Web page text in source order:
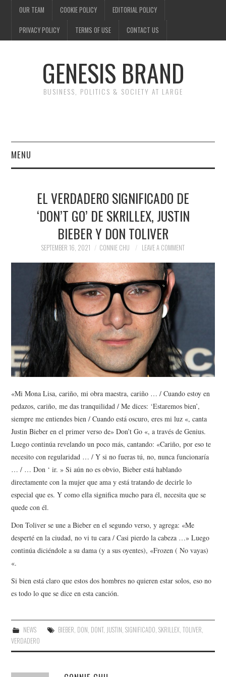
OUR TEAM COOKIE POLICY EDITORIAL POLICY
PRIVACY POLICY TERMS OF USE CONTACT US
GENESIS BRAND
BUSINESS, POLITICS & SOCIETY AT LARGE
MENU
FINANCE
SOCIETY
SPORTS
TECHNOLOGY
EL VERDADERO SIGNIFICADO DE
‘DON’T GO’ DE SKRILLEX, JUSTIN
BIEBER Y DON TOLIVER
SEPTEMBER 16, 2021 CONNIE CHU LEAVE A COMMENT
«Mi Mona Lisa, cariño, mi obra maestra, cariño … / Cuando estoy en
pedazos, cariño, me das tranquilidad / Me dices: ‘Estaremos bien’,
siempre me entiendes bien / Cuando está oscuro, eres mi luz «, canta
Justin Bieber en el primer verso de» Don’t Go «, a través de Genius.
Luego continúa revelando un poco más, cantando: «Cariño, por eso te
necesito con regularidad … / Y si no fueras tú, no, nunca funcionaría
… / … Don ‘ ir. » Si aún no es obvio, Bieber está hablando
directamente con la mujer que ama y está tratando de decirle lo
especial que es. Y como ella significa mucho para él, necesita que se
quede con él.
Don Toliver se une a Bieber en el segundo verso, y agrega: «Me
desperté en la ciudad, no vi tu cara / Casi pierdo la cabeza …» Luego
continúa diciéndole a su dama (y a sus oyentes), «Frozen ( No vayas)
«.
Si bien está claro que estos dos hombres no quieren estar solos, eso no
es todo lo que se dice en esta canción.
NEWS BIEBER DON DONT, JUSTIN SIGNIFICADO SKRILLEX, TOLIVER
VERDADERO